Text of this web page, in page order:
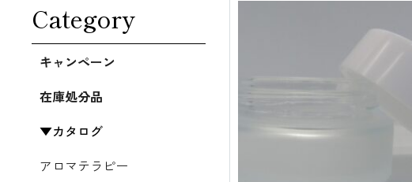
Category
キャンペーン
在庫処分品
カタログ
アロマテラピー